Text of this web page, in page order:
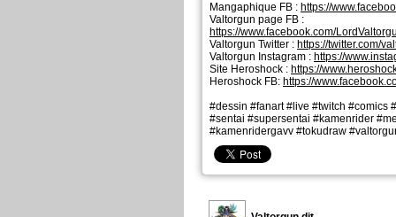
Mangaphique FB : https://
Valtorgun page FB :
https://www.facebook.com/
Valtorgun Twitter : https://twitter.com/
Valtorgun Instagram : https://
Site Heroshock : https://
Heroshock FB: https://
#dessin #fanart #live #twitch #comics
#sentai #supersentai #kamenrider
#kamenridergavv #tokudraw